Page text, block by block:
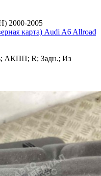
2000-2005
карта) Audi A6 Allroad
АКПП; R; Задн.; Из